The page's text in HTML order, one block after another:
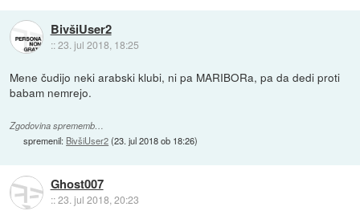
BivšiUser2
::23. jul 2018, 18:25
Mene čudijo neki arabski klubi, ni pa MARIBORa, pa da dedi proti
babam nemrejo.
Zgodovina sprememb…
spremenil: BivšiUser2(23. jul 2018 ob 18:26)
Ghost007
::23. jul 2018, 20:23